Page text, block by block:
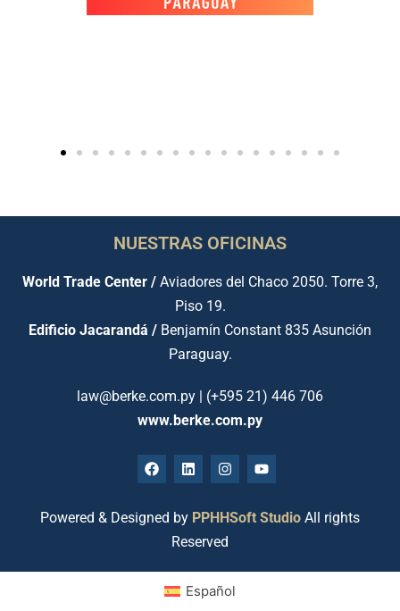
NUESTRAS OFICINAS
World Trade Center / Aviadores del Chaco 2050. Torre 3,
Piso 19.
Edificio Jacarandá / Benjamín Constant 835 Asunción
Paraguay.
law@berke.com.py | (+595 21) 446 706
www.berke.com.py
Powered & Designed by PPHHSoft Studio All rights
Reserved
Español